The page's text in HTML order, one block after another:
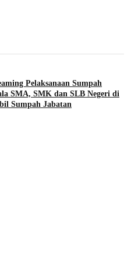
Pelaksanaan Sumpah
SMA, SMK dan SLB Negeri di
Sumpah Jabatan